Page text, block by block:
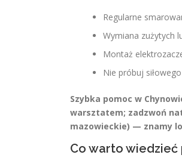
Regularne
Wymiana zużytych
Montaż
Nie próbuj
Szybka pomoc w
warsztatem; zadzwoń
mazowieckie) — znamy
Co warto